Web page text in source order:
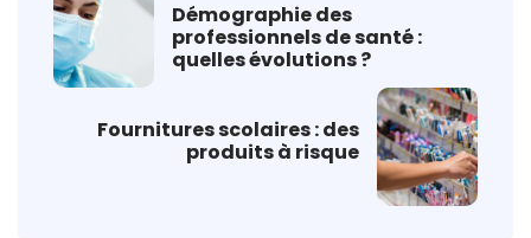
Démographie des
professionnels de santé :
quelles évolutions ?
Fournitures scolaires : des
produits à risque